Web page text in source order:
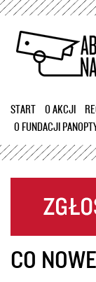
START O AKCJI
O FUNDACJI
CO